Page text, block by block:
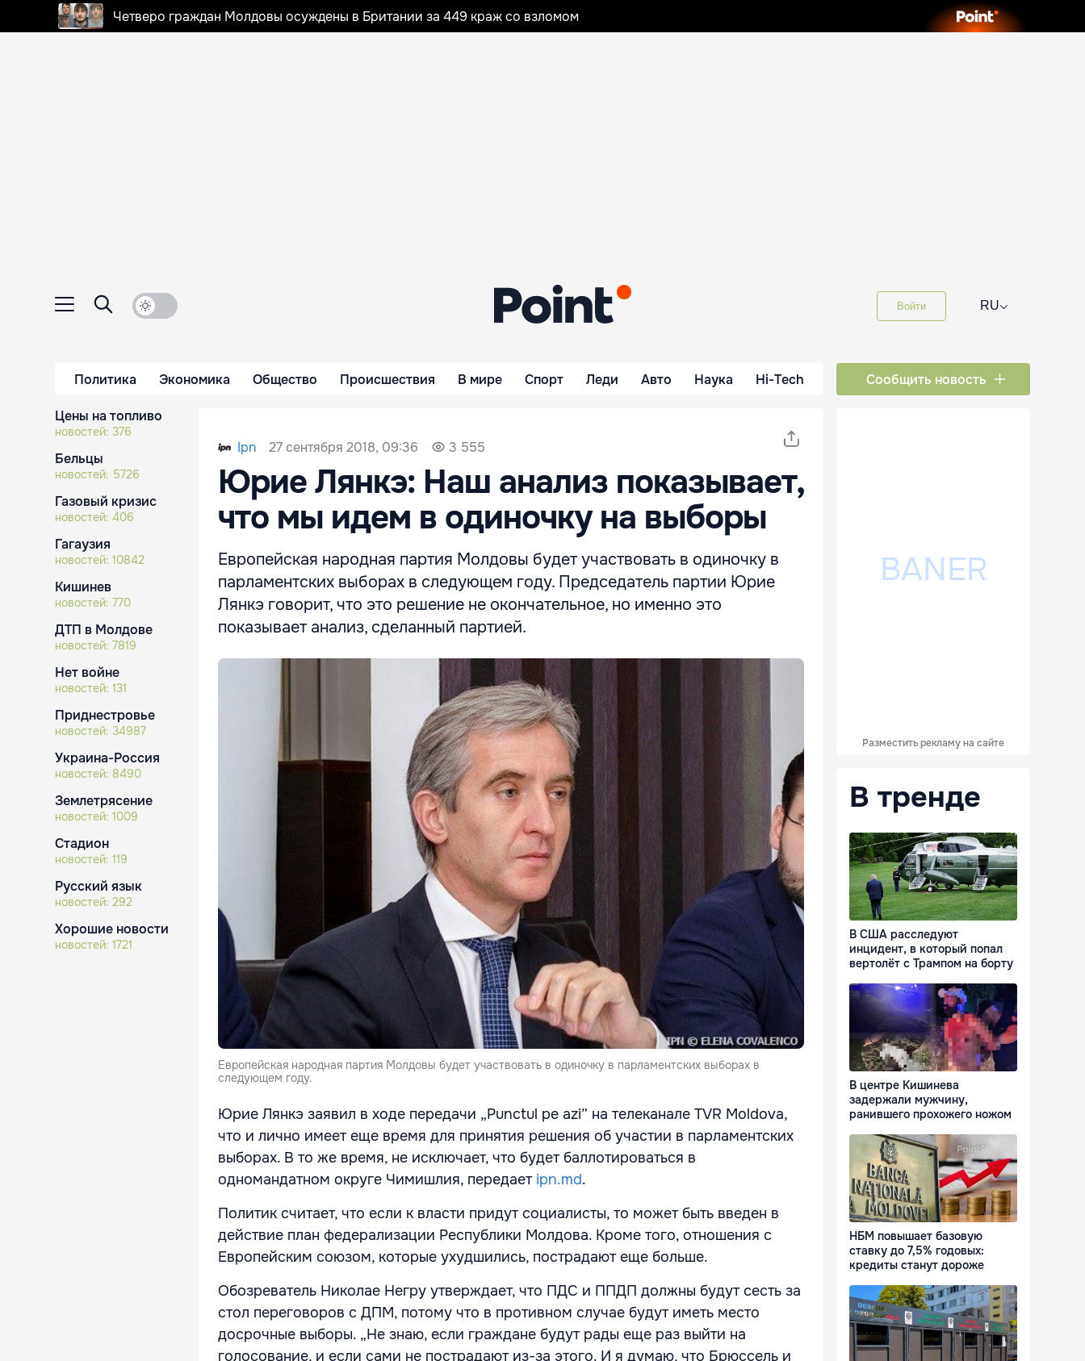
Четверо граждан Молдовы осуждены в Британии за 449 краж со взломом
Войти RU⌵
Политика Экономика Общество Происшествия В мире Спорт Леди Авто Наука Hi-Tech Сообщить новость
Цены на топливо
новостей: 376
Бельцы
новостей: 5726
Газовый кризис
новостей: 406
Гагаузия
новостей: 10842
Кишинев
новостей: 770
ДТП в Молдове
новостей: 7819
Нет войне
новостей: 131
Приднестровье
новостей: 34987
Украина-Россия
новостей: 8490
Землетрясение
новостей: 1009
Стадион
новостей: 119
Русский язык
новостей: 292
Хорошие новости
новостей: 1721
Ipn 27 сентября 2018, 09:36 3 555
Юрие Лянкэ: Наш анализ показывает,
что мы идем в одиночку на выборы
Европейская народная партия Молдовы будет участвовать в одиночку в
парламентских выборах в следующем году. Председатель партии Юрие
Лянкэ говорит, что это решение не окончательное, но именно это
показывает анализ, сделанный партией.
Европейская народная партия Молдовы будет участвовать в одиночку в парламентских выборах в
следующем году.
Юрие Лянкэ заявил в ходе передачи „Punctul pe azi” на телеканале TVR Moldova,
что и лично имеет еще время для принятия решения об участии в парламентских
выборах. В то же время, не исключает, что будет баллотироваться в
одномандатном округе Чимишлия, передает ipn.md.
Политик считает, что если к власти придут социалисты, то может быть введен в
действие план федерализации Республики Молдова. Кроме того, отношения с
Европейским союзом, которые ухудшились, пострадают еще больше.
Обозреватель Николае Негру утверждает, что ПДС и ППДП должны будут сесть за
стол переговоров с ДПМ, потому что в противном случае будут иметь место
досрочные выборы. „Не знаю, если граждане будут рады еще раз выйти на
голосование, и если сами не пострадают из-за этого. И я думаю, что Брюссель и
Разместить рекламу на сайте
В тренде
В США расследуют
инцидент, в который попал
вертолёт с Трампом на борту
В центре Кишинева
задержали мужчину,
ранившего прохожего ножом
НБМ повышает базовую
ставку до 7,5% годовых:
кредиты станут дороже